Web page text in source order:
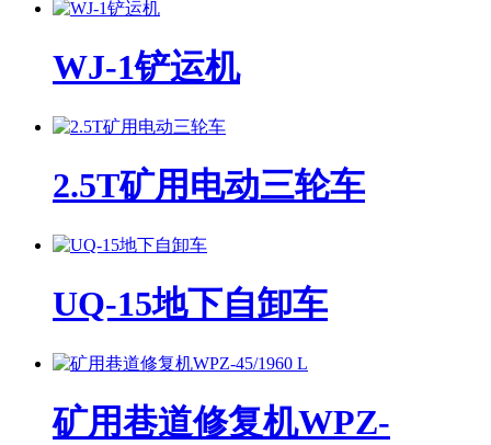
WJ-1铲运机
2.5T矿用电动三轮车
UQ-15地下自卸车
矿用巷道修复机WPZ-